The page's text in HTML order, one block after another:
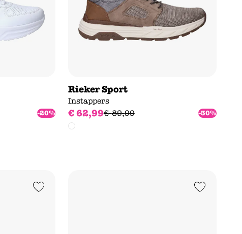
-20%
Rieker Sport
Instappers
€62,99€ 89,99 -30%
Add to Wishlist Add to Wishlist